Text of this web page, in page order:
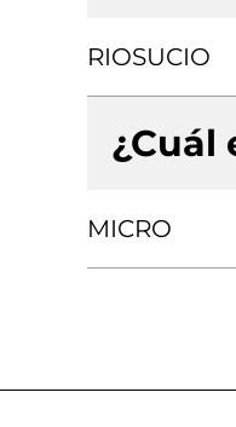
RIOSUCIO
¿Cuál
MICRO